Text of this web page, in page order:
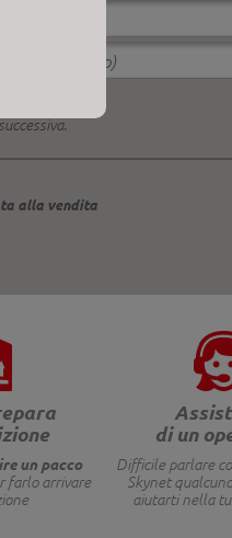
alla vendita
un pacco
farlo arrivare
di un
Difficile parlare
Skynet
aiutarti nella